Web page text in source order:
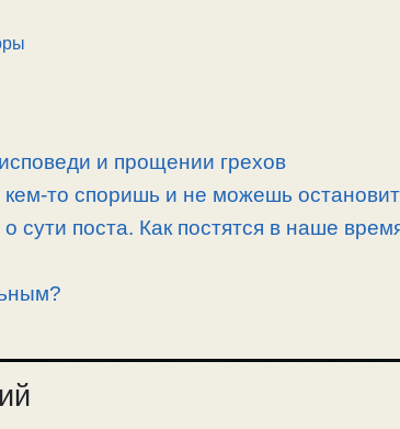
и прощении грехов
кем-то споришь и не можешь
сути поста. Как постятся в наше